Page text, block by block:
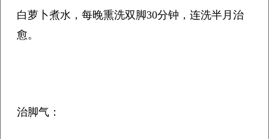
白萝卜煮水，每晚熏洗双脚30分钟，连洗半月治
愈。
治脚气：